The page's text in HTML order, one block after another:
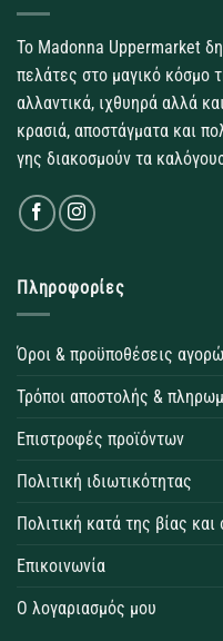
Το Madonna Uppermarket
πελάτες στο μαγικό κόσμο
αλλαντικά, ιχθυηρά αλλά
κρασιά, αποστάγματα και
γης διακοσμούν τα
Πληροφορίες
Όροι & προϋποθέσεις
Τρόποι αποστολής &
Επιστροφές προϊόντων
Πολιτική ιδιωτικότητας
Πολιτική κατά της βίας
Επικοινωνία
Ο λογαριασμός μου